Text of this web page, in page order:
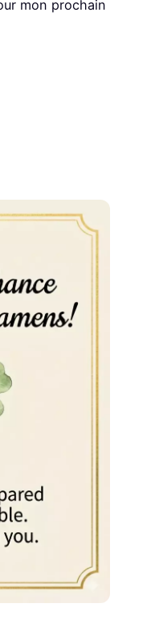
mon prochain